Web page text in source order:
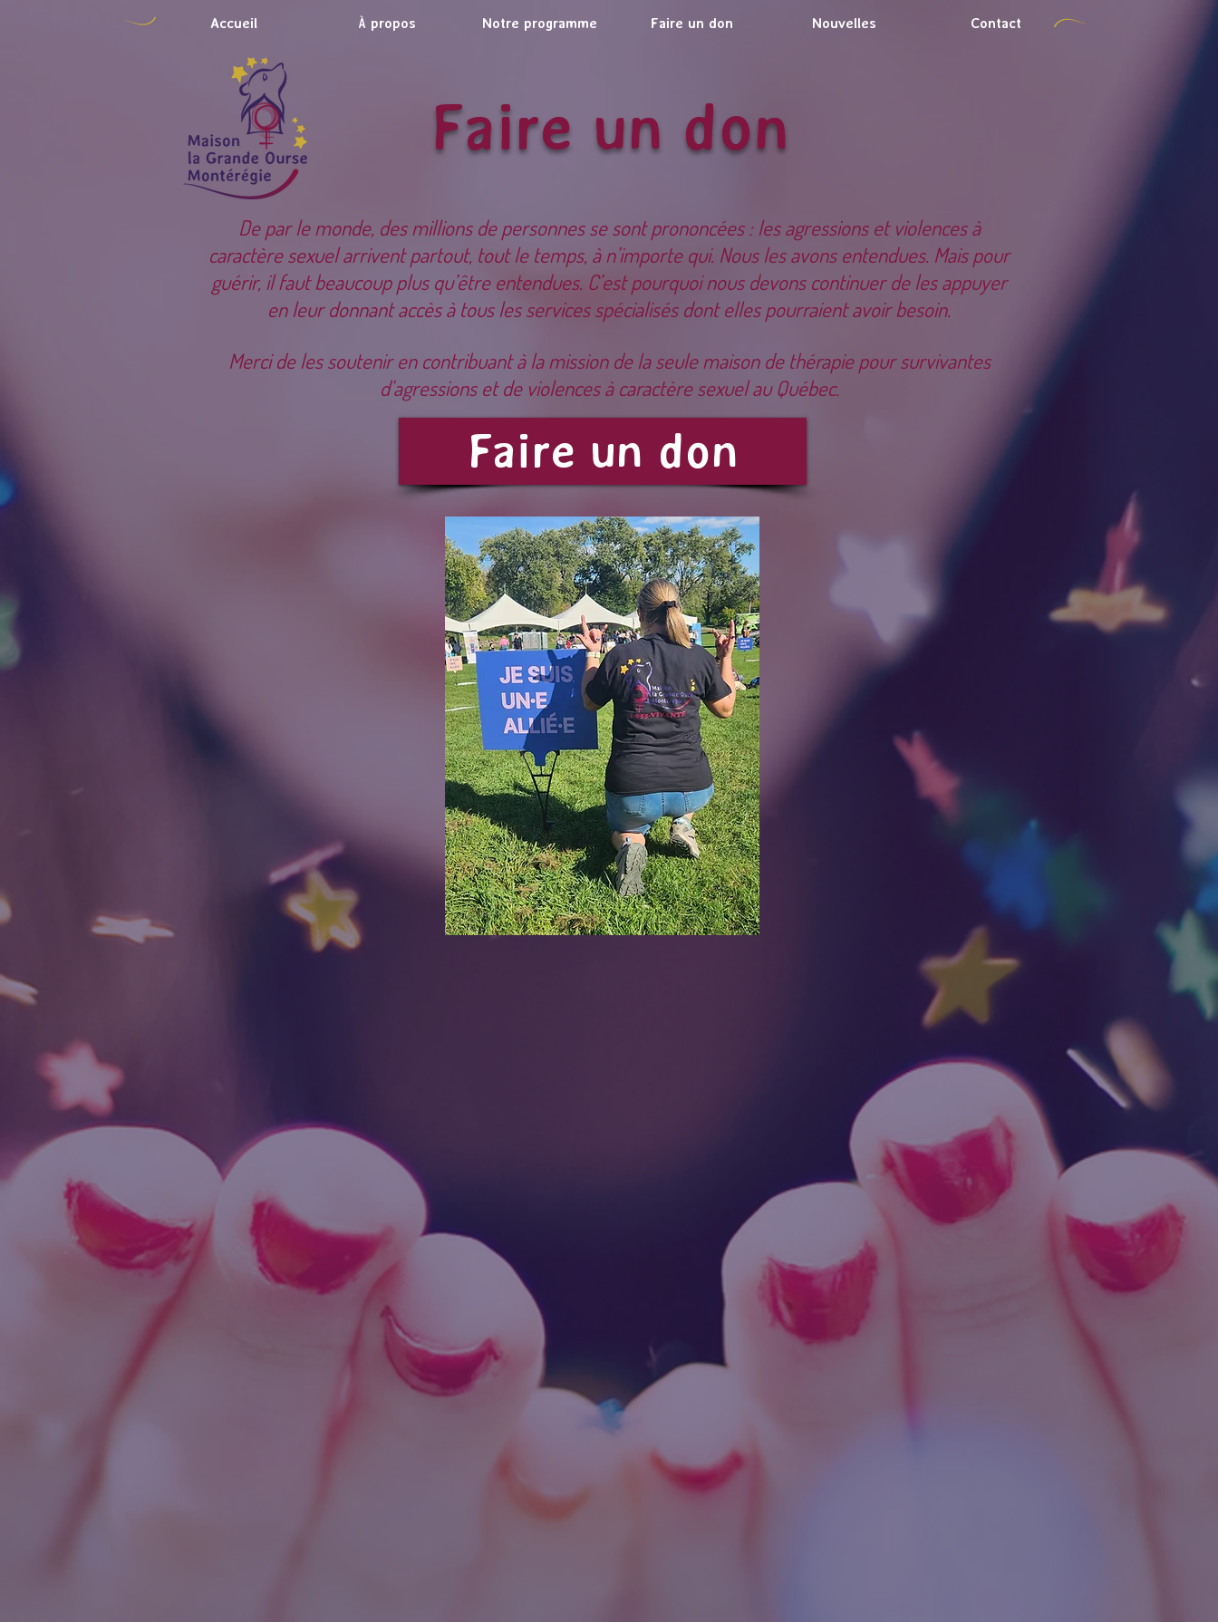
Accueil À propos Notre programme Faire un don Nouvelles Contact
Faire un don
De par le monde, des millions de personnes se sont prononcées : les agressions et violences à
caractère sexuel arrivent partout, tout le temps, à n’importe qui. Nous les avons entendues. Mais pour
guérir, il faut beaucoup plus qu’être entendues. C’est pourquoi nous devons continuer de les appuyer
en leur donnant accès à tous les services spécialisés dont elles pourraient avoir besoin.
Merci de les soutenir en contribuant à la mission de la seule maison de thérapie pour survivantes
d’agressions et de violences à caractère sexuel au Québec.
Faire un don